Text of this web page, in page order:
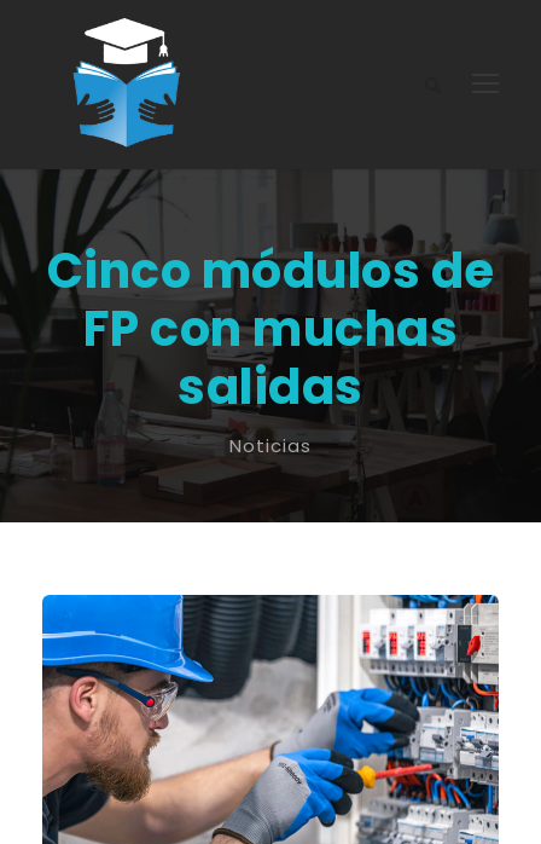
Cinco módulos de
FP con muchas
salidas
Noticias